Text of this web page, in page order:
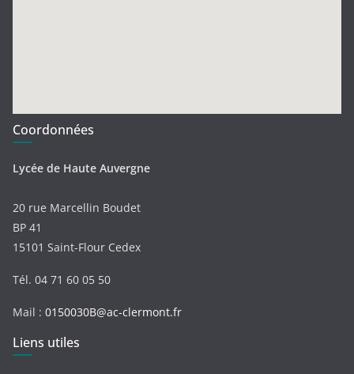
Coordonnées
Lycée de Haute Auvergne
20 rue Marcellin Boudet
BP 41
15101 Saint-Flour Cedex
Tél. 04 71 60 05 50
Mail : 0150030B@ac-clermont.fr
Liens utiles